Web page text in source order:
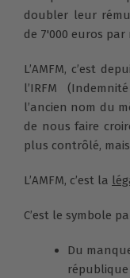
doubler leur
de 7'000 euros par
L’AMFM, c’est
l’IRFM
l’ancien nom du
de nous faire
plus contrôlé, mais
L’AMFM, c’est la
C’est le symbole
Du
république